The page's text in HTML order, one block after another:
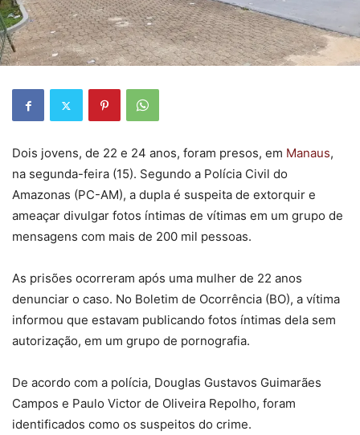
Dois jovens, de 22 e 24 anos, foram presos, em Manaus,
na segunda-feira (15). Segundo a Polícia Civil do
Amazonas (PC-AM), a dupla é suspeita de extorquir e
ameaçar divulgar fotos íntimas de vítimas em um grupo de
mensagens com mais de 200 mil pessoas.
As prisões ocorreram após uma mulher de 22 anos
denunciar o caso. No Boletim de Ocorrência (BO), a vítima
informou que estavam publicando fotos íntimas dela sem
autorização, em um grupo de pornografia.
De acordo com a polícia, Douglas Gustavos Guimarães
Campos e Paulo Victor de Oliveira Repolho, foram
identificados como os suspeitos do crime.